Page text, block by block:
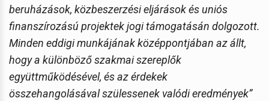
beruházások, közbeszerzési eljárások és uniós
finanszírozású projektek jogi támogatásán dolgozott.
Minden eddigi munkájának középpontjában az állt,
hogy a különböző szakmai szereplők
együttműködésével, és az érdekek
összehangolásával szülessenek valódi eredmények”